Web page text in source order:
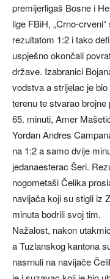
premijerligaš Bosne i
lige FBiH, „Crno-
rezultatom 1:2 i tako
uspješno okončali
države. Izabranici
vodstva a strijelac je
terenu te stvarao
65. minuti, Amer
Yordan Andres
na 1:2 a samo dvije
jedanaesterac Šeri.
nogometaši Čelika
navijača koji su stigli iz
minuta bodrili svoj tim.
Nažalost, nakon
a Tuzlanskog kantona
nasrnuli na navijače